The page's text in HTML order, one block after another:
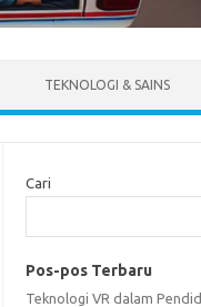
TEKNOLOGI & SAINS
Cari
Pos-pos Terbaru
Teknologi VR dalam